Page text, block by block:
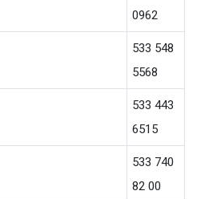
0962
533 548
5568
533 443
6515
533 740
82 00